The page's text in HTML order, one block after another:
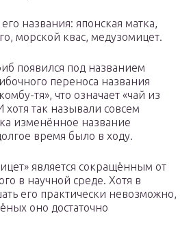
названия: японская матка,
морской квас, медузомицет.
появился под названием
переноса названия
тя», что означает «чай из
хотя так называли совсем
изменённое название
время было в ходу.
является сокращённым от
в научной среде. Хотя в
его практически невозможно,
оно достаточно